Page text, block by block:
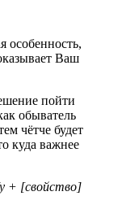
особенность,
Ваш
пойти
обыватель
чётче будет
куда важнее
+ [свойство]